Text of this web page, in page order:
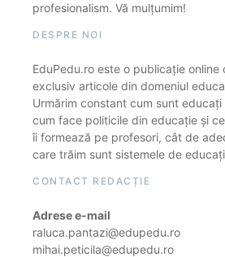
profesionalism. Vă mulțumim!
DESPRE NOI
EduPedu.ro este o publicație
exclusiv articole din domeniul
Urmărim constant cum sunt
cum face politicile din educație și
îi formează pe profesori, cât de
care trăim sunt sistemele de
CONTACT REDACȚIE
Adrese e-mail
raluca.pantazi@edupedu.ro
mihai.peticila@edupedu.ro